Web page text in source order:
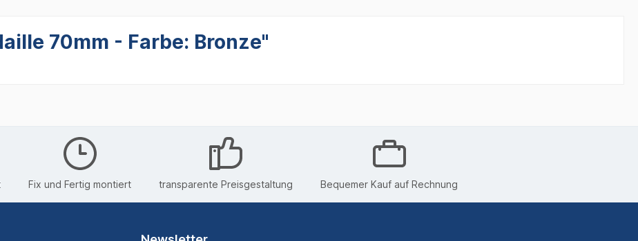
70mm - Farbe: Bronze"
Fix und Fertig montiert transparente Preisgestaltung Bequemer Kauf auf Rechnung